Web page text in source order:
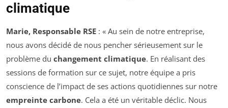
climatique
Marie, Responsable RSE : « Au sein de notre entreprise,
nous avons décidé de nous pencher sérieusement sur le
problème du changement climatique. En réalisant des
sessions de formation sur ce sujet, notre équipe a pris
conscience de l’impact de ses actions quotidiennes sur notre
empreinte carbone. Cela a été un véritable déclic. Nous